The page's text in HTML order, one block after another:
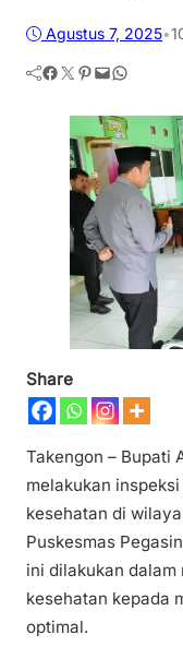
Agustus 7, 2025•
Facebook Twitter Pinterest Mail WhatsApp
Share
Takengon – Bupati
melakukan
kesehatan di
Puskesmas
ini dilakukan
kesehatan kepada
optimal.